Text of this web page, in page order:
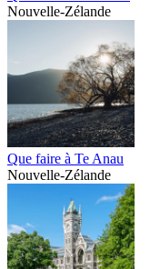
Nouvelle-Zélande
Que faire à Te Anau
Nouvelle-Zélande